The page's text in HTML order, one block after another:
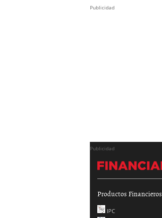
Publicidad
Publicidad
Productos Financieros
IPC